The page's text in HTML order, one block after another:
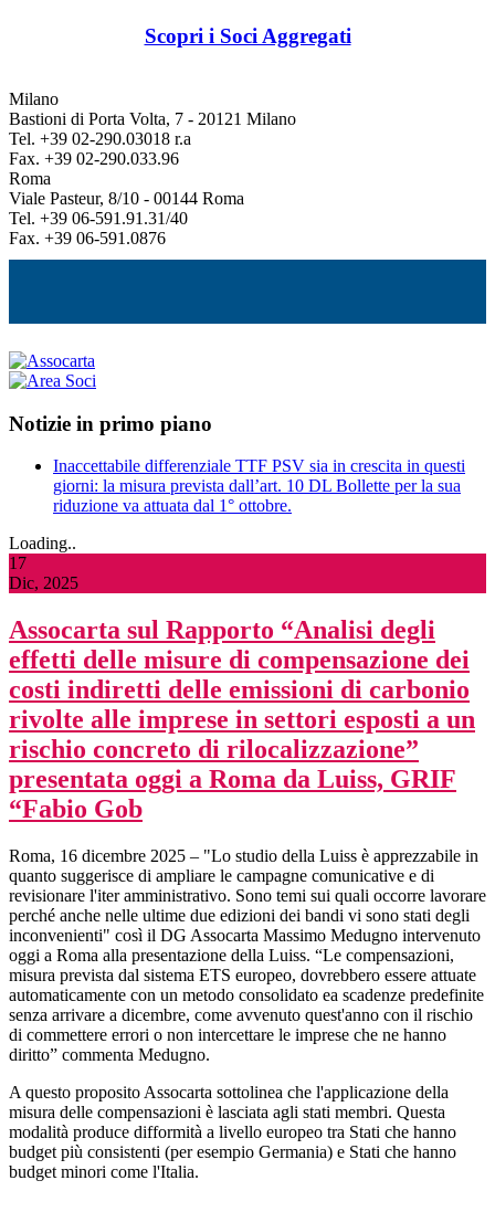
Scopri i Soci Aggregati
Milano
Bastioni di Porta Volta, 7 - 20121 Milano
Tel. +39 02-290.03018 r.a
Fax. +39 02-290.033.96
Roma
Viale Pasteur, 8/10 - 00144 Roma
Tel. +39 06-591.91.31/40
Fax. +39 06-591.0876
Notizie in primo piano
Inaccettabile differenziale TTF PSV sia in crescita in questi
giorni: la misura prevista dall’art. 10 DL Bollette per la sua
riduzione va attuata dal 1° ottobre.
Loading..
17
Dic, 2025
Assocarta sul Rapporto “Analisi degli
effetti delle misure di compensazione dei
costi indiretti delle emissioni di carbonio
rivolte alle imprese in settori esposti a un
rischio concreto di rilocalizzazione”
presentata oggi a Roma da Luiss, GRIF
“Fabio Gob
Roma, 16 dicembre 2025 – "Lo studio della Luiss è apprezzabile in
quanto suggerisce di ampliare le campagne comunicative e di
revisionare l'iter amministrativo. Sono temi sui quali occorre lavorare
perché anche nelle ultime due edizioni dei bandi vi sono stati degli
inconvenienti" così il DG Assocarta Massimo Medugno intervenuto
oggi a Roma alla presentazione della Luiss. “Le compensazioni,
misura prevista dal sistema ETS europeo, dovrebbero essere attuate
automaticamente con un metodo consolidato ea scadenze predefinite
senza arrivare a dicembre, come avvenuto quest'anno con il rischio
di commettere errori o non intercettare le imprese che ne hanno
diritto” commenta Medugno.
A questo proposito Assocarta sottolinea che l'applicazione della
misura delle compensazioni è lasciata agli stati membri. Questa
modalità produce difformità a livello europeo tra Stati che hanno
budget più consistenti (per esempio Germania) e Stati che hanno
budget minori come l'Italia.